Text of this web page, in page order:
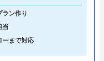
業
月見ケ丘6丁目26-4
ラン作り
当
ーまで対応